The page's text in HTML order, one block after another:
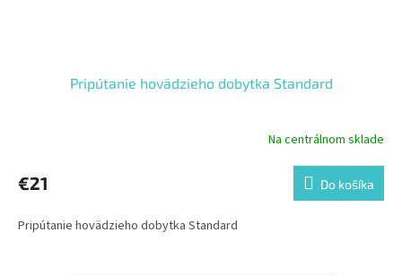
Pripútanie hovädzieho dobytka Standard
Na centrálnom sklade
€21 Do košíka
Pripútanie hovädzieho dobytka Standard